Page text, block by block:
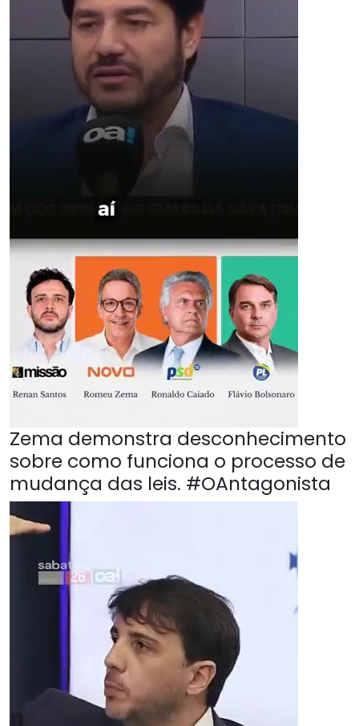
Zema demonstra desconhecimento
sobre como funciona o processo de
mudança das leis. #OAntagonista